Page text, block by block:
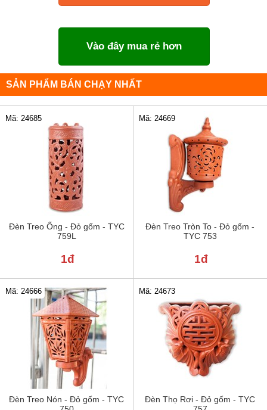
Vào đây mua rẻ hơn
SẢN PHẨM BÁN CHẠY NHẤT
Đèn Treo Ống - Đỏ gốm - TYC
759L
Mã: 24685
1đ
Đèn Treo Tròn To - Đỏ gốm -
TYC 753
Mã: 24669
1đ
Đèn Treo Nón - Đỏ gốm - TYC
Mã: 24666
Đèn Thọ Rơi - Đỏ gốm - TYC
Mã: 24673